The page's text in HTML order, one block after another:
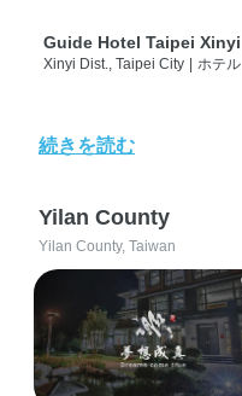
Guide Hotel Taipei Xinyi
Xinyi Dist., Taipei City | ホテル
続きを読む
Yilan County
Yilan County, Taiwan